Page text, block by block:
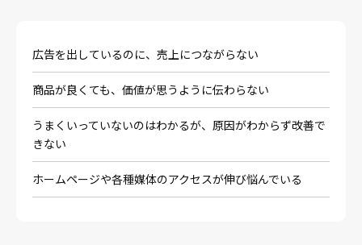
広告を出しているのに、売上につながらない
商品が良くても、価値が思うように伝わらない
うまくいっていないのはわかるが、原因がわからず改善で
きない
ホームページや各種媒体のアクセスが伸び悩んでいる